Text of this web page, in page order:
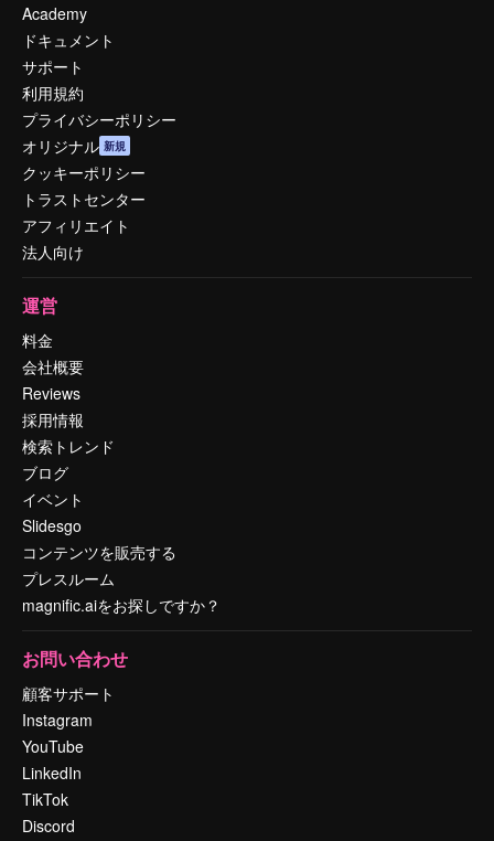
Academy
ドキュメント
サポート
利用規約
プライバシーポリシー
オリジナル 新規
クッキーポリシー
トラストセンター
アフィリエイト
法人向け
運営
料金
会社概要
Reviews
採用情報
検索トレンド
ブログ
イベント
Slidesgo
コンテンツを販売する
プレスルーム
magnific.aiをお探しですか？
お問い合わせ
顧客サポート
Instagram
YouTube
LinkedIn
TikTok
Discord